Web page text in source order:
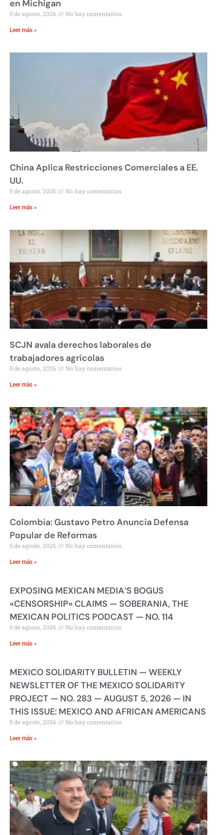
en Michigan
5 de agosto, 2026 No hay comentarios
Leer más »
China Aplica Restricciones Comerciales a EE.
UU.
5 de agosto, 2026 No hay comentarios
Leer más »
SCJN avala derechos laborales de
trabajadores agrícolas
5 de agosto, 2026 No hay comentarios
Leer más »
Colombia: Gustavo Petro Anuncia Defensa
Popular de Reformas
5 de agosto, 2026 No hay comentarios
Leer más »
EXPOSING MEXICAN MEDIA’S BOGUS
«CENSORSHIP» CLAIMS — SOBERANIA, THE
MEXICAN POLITICS PODCAST — NO. 114
5 de agosto, 2026 No hay comentarios
Leer más »
MEXICO SOLIDARITY BULLETIN — WEEKLY
NEWSLETTER OF THE MEXICO SOLIDARITY
PROJECT — NO. 283 — AUGUST 5, 2026 — IN
THIS ISSUE: MEXICO AND AFRICAN AMERICANS
5 de agosto, 2026 No hay comentarios
Leer más »